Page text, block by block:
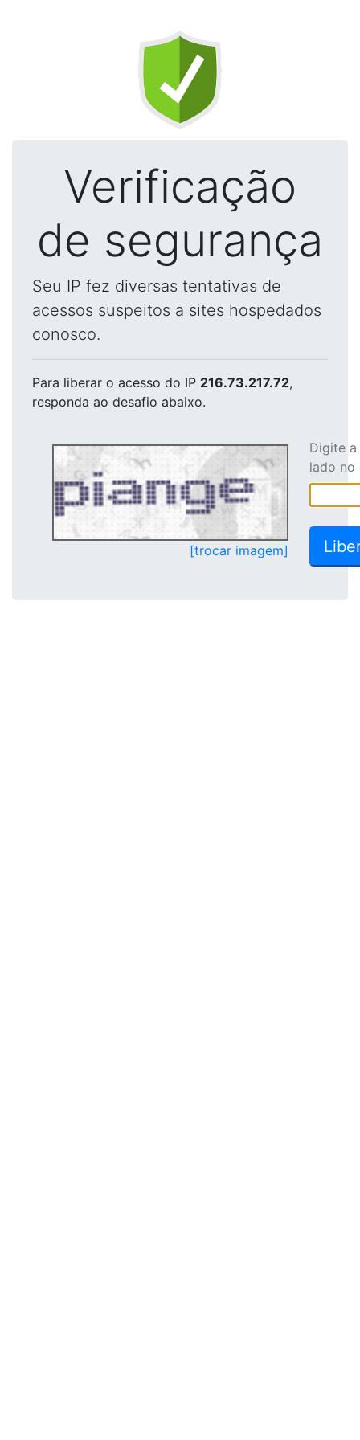
Verificação
de segurança
Seu IP fez diversas tentativas de
acessos suspeitos a sites hospedados
conosco.
Para liberar o acesso do IP 216.73.217.72,
responda ao desafio abaixo.
[trocar imagem]
Digite
lado no